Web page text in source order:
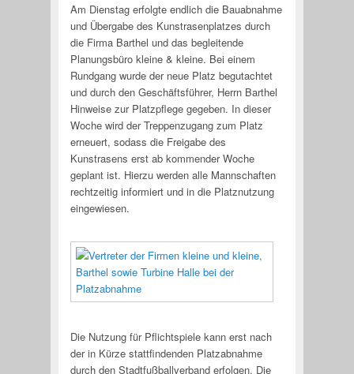
Am Dienstag erfolgte endlich die Bauabnahme
und Übergabe des Kunstrasenplatzes durch
die Firma Barthel und das begleitende
Planungsbüro kleine & kleine. Bei einem
Rundgang wurde der neue Platz begutachtet
und durch den Geschäftsführer, Herrn Barthel
Hinweise zur Platzpflege gegeben. In dieser
Woche wird der Treppenzugang zum Platz
erneuert, sodass die Freigabe des
Kunstrasens erst ab kommender Woche
geplant ist. Hierzu werden alle Mannschaften
rechtzeitig informiert und in die Platznutzung
eingewiesen.
Die Nutzung für Pflichtspiele kann erst nach
der in Kürze stattfindenden Platzabnahme
durch den Stadtfußballverband erfolgen. Die